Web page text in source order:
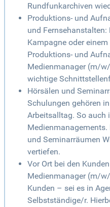
Rundfunkarchiven
Produktions- und
und Fernsehanstalten:
Kampagne oder
Produktions- und
Medienmanager (m/
wichtige
Hörsälen und
Schulungen gehören
Arbeitsalltag. So auch
Medienmanagements.
und Seminarräumen
vertiefen.
Vor Ort bei den
Medienmanager (m/
Kunden – sei es in
Selbstständige/r.